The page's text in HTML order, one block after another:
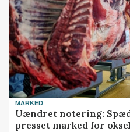
MARKED
Uændret notering:
presset marked for